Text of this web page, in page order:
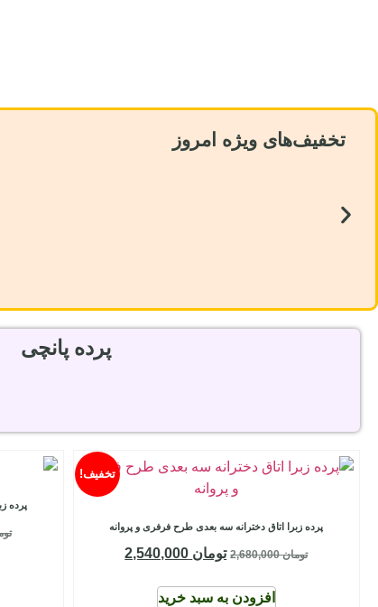
تخفیف‌های ویژه امروز
پرده پانچی
تخفیف!
پرده زبرا اتاق دخترانه سه بعدی طرح فرفری و پروانه
تومان2,680,000 تومان
افزودن به سبد خرید
پرده